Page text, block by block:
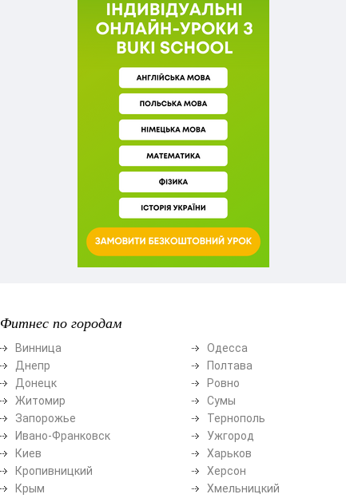
Фитнес по городам
Винница
Днепр
Донецк
Житомир
Запорожье
Ивано-Франковск
Киев
Кропивницкий
Крым
Одесса
Полтава
Ровно
Сумы
Тернополь
Ужгород
Харьков
Херсон
Хмельницкий